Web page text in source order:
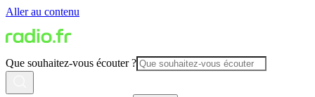
Aller au contenu
Que souhaitez-vous écouter ?